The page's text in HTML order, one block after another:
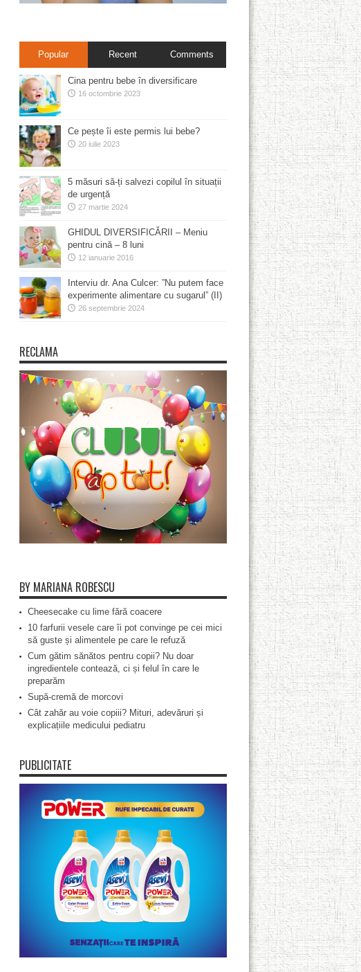
Popular Recent Comments
Cina pentru bebe în diversificare
16 octombrie 2023
Ce pește îi este permis lui bebe?
20 iulie 2023
5 măsuri să-ți salvezi copilul în situații
de urgență
27 martie 2024
GHIDUL DIVERSIFICĂRII – Meniu
pentru cină – 8 luni
12 ianuarie 2016
Interviu dr. Ana Culcer: ”Nu putem face
experimente alimentare cu sugarul” (II)
26 septembrie 2024
RECLAMA
BY MARIANA ROBESCU
Cheesecake cu lime fără coacere
10 farfurii vesele care îi pot convinge pe cei mici
să guste și alimentele pe care le refuză
Cum gătim sănătos pentru copii? Nu doar
ingredientele contează, ci și felul în care le
preparăm
Supă-cremă de morcovi
Cât zahăr au voie copiii? Mituri, adevăruri și
explicațiile medicului pediatru
PUBLICITATE